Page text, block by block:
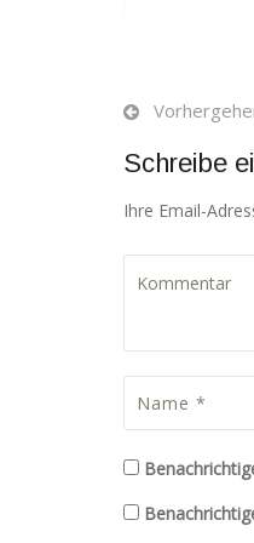
Schreibe
Ihre Email-
Dipl. Ing.